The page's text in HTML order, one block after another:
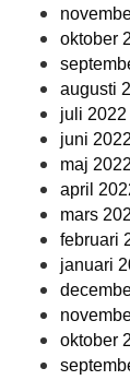
oktober
augusti
juli 2022
juni 2022
maj 2022
april
mars
februari
januari
oktober